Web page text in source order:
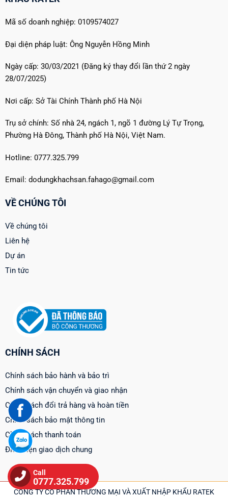
Mã số doanh nghiệp: 0109574027
Đại diện pháp luật: Ông Nguyễn Hồng Minh
Ngày cấp: 30/03/2021 (Đăng ký thay đổi lần thứ 2 ngày
28/07/2025)
Nơi cấp: Sở Tài Chính Thành phố Hà Nội
Trụ sở chính: Số nhà 24, ngách 1, ngõ 1 đường Lý Tự Trọng,
Phường Hà Đông, Thành phố Hà Nội, Việt Nam.
Hotline: 0777.325.799
Email: dodungkhachsan.fahago@gmail.com
VỀ CHÚNG TÔI
Về chúng tôi
Liên hệ
Dự án
Tin tức
CHÍNH SÁCH
Chính sách bảo hành và bảo trì
Chính sách vận chuyển và giao nhận
Chính sách đổi trả hàng và hoàn tiền
Chính sách bảo mật thông tin
Chính sách thanh toán
Điều kiện giao dịch chung
CÔNG TY CỔ PHẦN THƯƠNG MẠI VÀ XUẤT NHẬP KHẨU RATEK
Call
0777.325.799